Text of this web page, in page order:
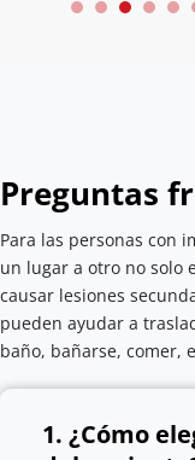
Preguntas
Para las personas con
un lugar a otro no solo
causar lesiones
pueden ayudar a
baño, bañarse, comer,
1. ¿Cómo